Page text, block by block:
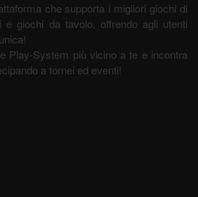
che supporta i migliori giochi di
e giochi da tavolo, offrendo agli utenti
Play-System più vicino a te e incontra
a tornei ed eventi!